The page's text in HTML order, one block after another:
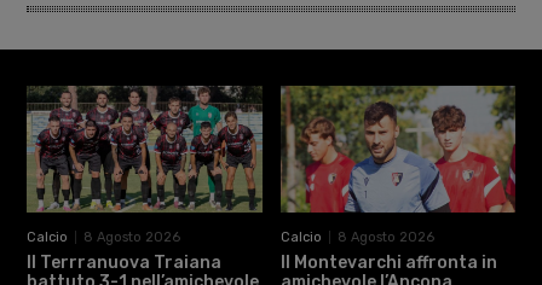
Calcio 8 Agosto 2026
Il Terrranuova Traiana
Calcio 8 Agosto 2026
Il Montevarchi affronta in